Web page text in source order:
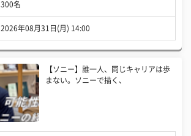
300名
2026年08月31日(月) 14:00
【ソニー】誰一人、同じキャリアは歩
まない。ソニーで描く、